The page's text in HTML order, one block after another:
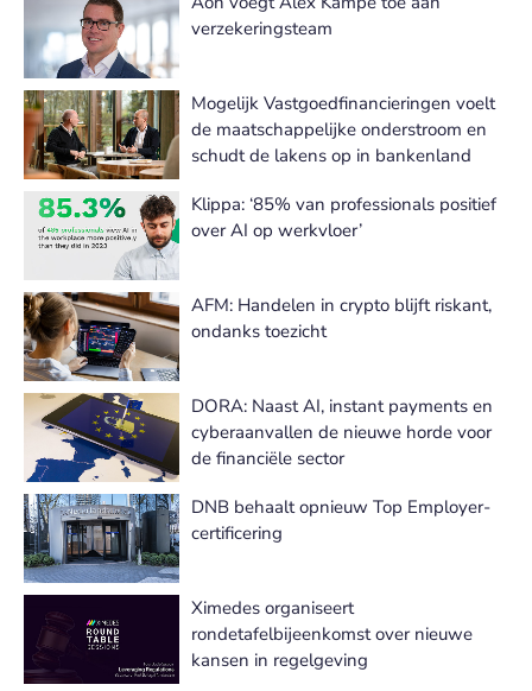
verzekeringsteam
Mogelijk Vastgoedfinancieringen voelt
de maatschappelijke onderstroom en
schudt de lakens op in bankenland
Klippa: ‘85% van professionals positief
over AI op werkvloer’
AFM: Handelen in crypto blijft riskant,
ondanks toezicht
DORA: Naast AI, instant payments en
cyberaanvallen de nieuwe horde voor
de financiële sector
DNB behaalt opnieuw Top Employer-
certificering
Ximedes organiseert
rondetafelbijeenkomst over nieuwe
kansen in regelgeving